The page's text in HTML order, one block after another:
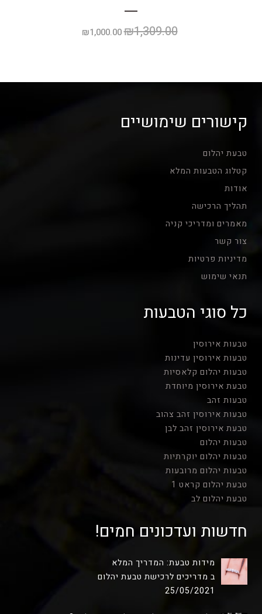
₪1,309.00
המחיר
₪1,309.00.
₪1,000.00
₪1,000.00.
קישורים שימושיים
טבעת יהלום
קטלוג הטבעות המלא
אודות
תהליך הרכישה
מאמרים ומדריכי קניה
צור קשר
מדיניות פרטיות
תנאי שימוש
כל סוגי הטבעות
טבעות אירוסין
טבעות אירוסין עדינות
טבעות יהלום קלאסיות
טבעת אירוסין מיוחדת
טבעות זהב
טבעות אירוסין זהב צהוב
טבעת אירוסין זהב לבן
טבעות יהלום
טבעות יהלום יוקרתיות
טבעות יהלום מרובעות
טבעת יהלום קראט 1
טבעת יהלום לב
חדשות ועדכונים חמים!
מידות טבעת: המדריך המלא
ב מדריכים לרכישת טבעת יהלום
25/05/2021